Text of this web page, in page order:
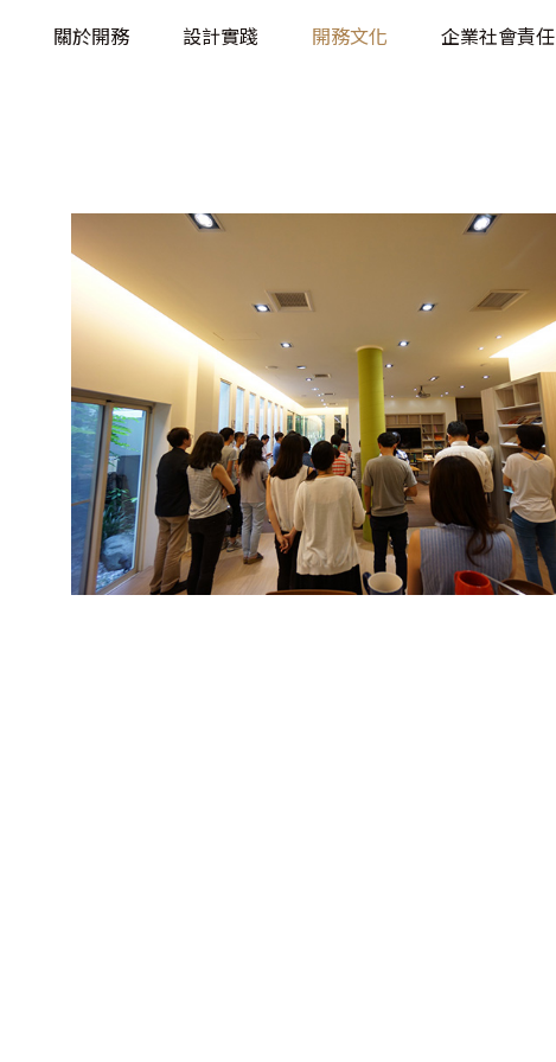
關於開務 設計實踐 開務文化 企業社會責任